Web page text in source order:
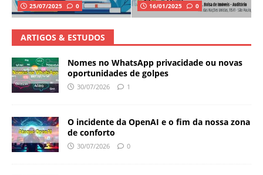
25/07/2025 0 16/01/2025 0
ARTIGOS & ESTUDOS
Nomes no WhatsApp privacidade ou novas
oportunidades de golpes
30/07/2026 1
O incidente da OpenAI e o fim da nossa zona
de conforto
30/07/2026 0